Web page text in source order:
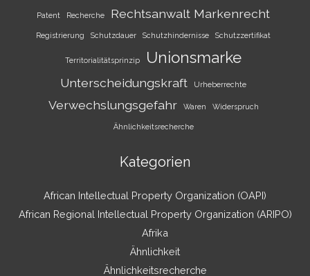
Patent Recherche Rechtsanwalt Markenrecht
Registrierung Schutzdauer Schutzhindernisse Schutzzertifikat
Territorialitätsprinzip Unionsmarke
Unterscheidungskraft Urheberrechte
Verwechslungsgefahr Waren Widerspruch
Ähnlichkeitsrecherche
Kategorien
African Intellectual Property Organization (OAPI)
African Regional Intellectual Property Organization (ARIPO)
Afrika
Ähnlichkeit
Ähnlichkeitsrecherche